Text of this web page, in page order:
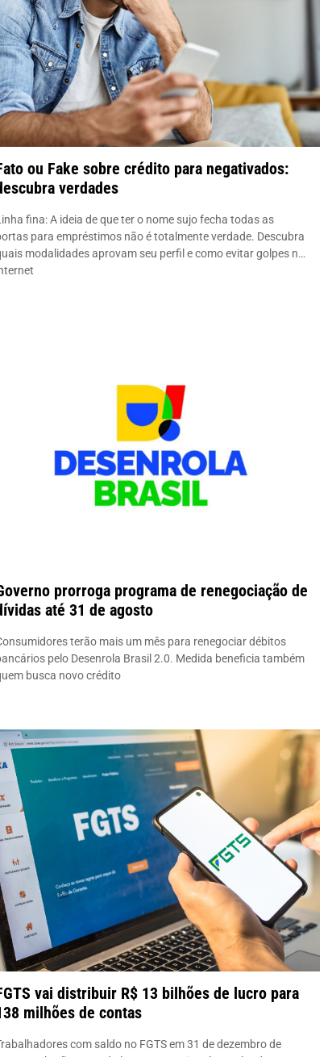
ou Fake sobre crédito para negativados:
verdades
fina: A ideia de que ter o nome sujo fecha todas as
para empréstimos não é totalmente verdade. Descubra
modalidades aprovam seu perfil e como evitar golpes na
prorroga programa de renegociação de
até 31 de agosto
terão mais um mês para renegociar débitos
pelo Desenrola Brasil 2.0. Medida beneficia também
busca novo crédito
vai distribuir R$ 13 bilhões de lucro para
milhões de contas
com saldo no FGTS em 31 de dezembro de